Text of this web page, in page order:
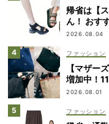
帰省は【
ん！ おす
2026.08.04
ファッション
【マザー
増加中！
2026.08.01
ファッション